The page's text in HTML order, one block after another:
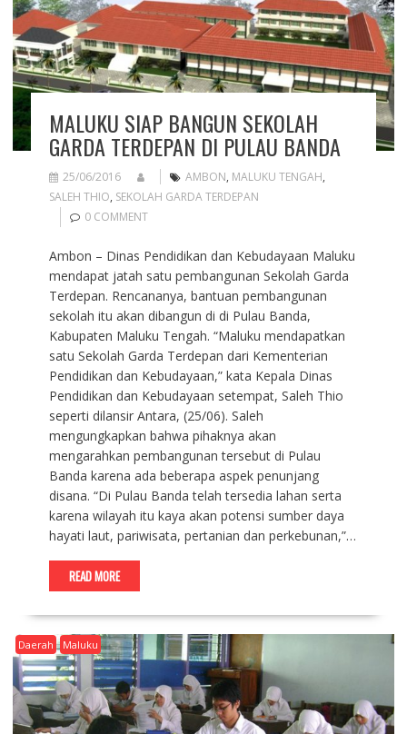
MALUKU SIAP BANGUN SEKOLAH
GARDA TERDEPAN DI PULAU BANDA
25/06/2016 AMBON, MALUKU TENGAH,
SALEH THIO, SEKOLAH GARDA TERDEPAN
0 COMMENT
Ambon – Dinas Pendidikan dan Kebudayaan Maluku
mendapat jatah satu pembangunan Sekolah Garda
Terdepan. Rencananya, bantuan pembangunan
sekolah itu akan dibangun di di Pulau Banda,
Kabupaten Maluku Tengah. “Maluku mendapatkan
satu Sekolah Garda Terdepan dari Kementerian
Pendidikan dan Kebudayaan,” kata Kepala Dinas
Pendidikan dan Kebudayaan setempat, Saleh Thio
seperti dilansir Antara, (25/06). Saleh
mengungkapkan bahwa pihaknya akan
mengarahkan pembangunan tersebut di Pulau
Banda karena ada beberapa aspek penunjang
disana. “Di Pulau Banda telah tersedia lahan serta
karena wilayah itu kaya akan potensi sumber daya
hayati laut, pariwisata, pertanian dan perkebunan,”…
READ MORE
Daerah Maluku